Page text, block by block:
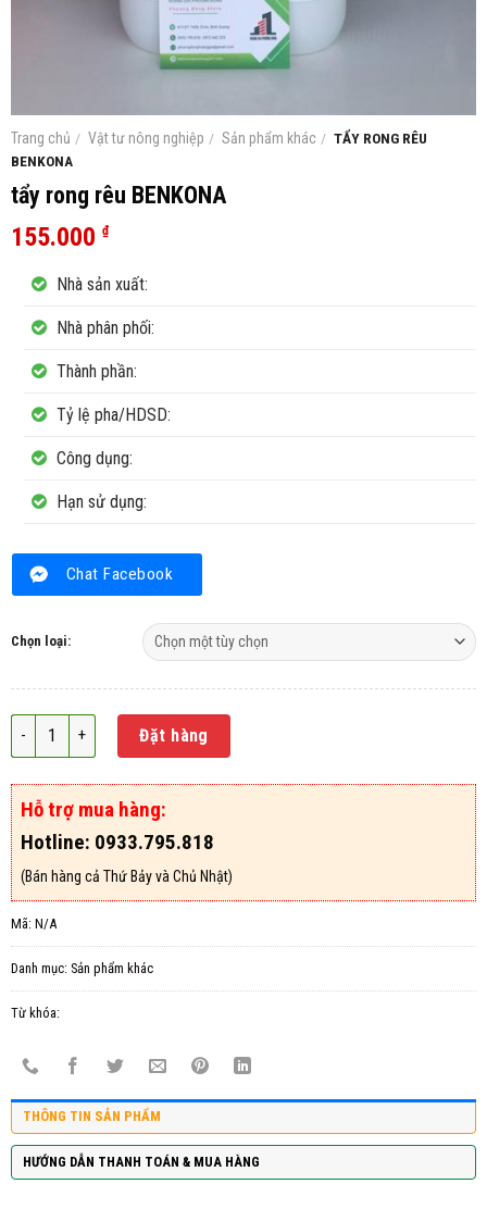
Trang chủ / Vật tư nông nghiệp / Sản phẩm khác / TẨY RONG RÊU
BENKONA
tẩy rong rêu BENKONA
155.000 ₫
Nhà sản xuất:
Nhà phân phối:
Thành phần:
Tỷ lệ pha/HDSD:
Công dụng:
Hạn sử dụng:
Chat Facebook
Chọn loại:
tẩy rong rêu BENKONA số lượng
Đặt hàng
Hỗ trợ mua hàng:
Hotline: 0933.795.818
(Bán hàng cả Thứ Bảy và Chủ Nhật)
Mã: N/A
Danh mục: Sản phẩm khác
Từ khóa:
THÔNG TIN SẢN PHẨM
HƯỚNG DẪN THANH TOÁN & MUA HÀNG